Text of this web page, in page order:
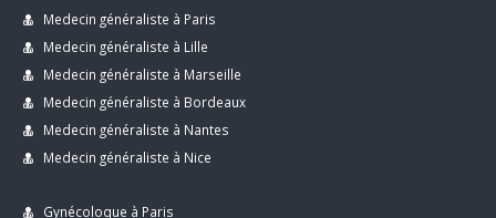
Medecin généraliste à Paris
Medecin généraliste à Lille
Medecin généraliste à Marseille
Medecin généraliste à Bordeaux
Medecin généraliste à Nantes
Medecin généraliste à Nice
Gynécoloque à Paris